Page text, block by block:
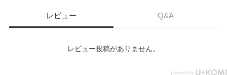
レビュー Q&A
レビュー投稿がありません。